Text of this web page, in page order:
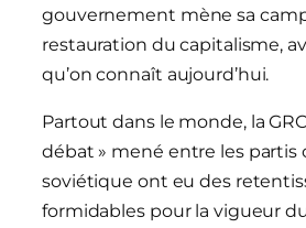
gouvernement mène sa
restauration du capitalisme,
qu’on connaît aujourd’hui.
Partout dans le monde, la
débat » mené entre les partis
soviétique ont eu des
formidables pour la vigueur